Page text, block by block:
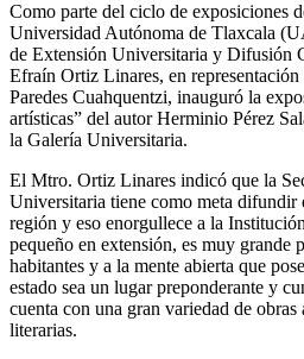
Como parte del ciclo de exposiciones
Universidad Autónoma de Tlaxcala
de Extensión Universitaria y Difusión
Efraín Ortiz Linares, en
Paredes Cuahquentzi, inauguró la
artísticas” del autor Herminio Pérez
la Galería Universitaria.
El Mtro. Ortiz Linares indicó que la
Universitaria tiene como meta difundir
región y eso enorgullece a la
pequeño en extensión, es muy grande
habitantes y a la mente abierta que
estado sea un lugar preponderante y
cuenta con una gran variedad de obras
literarias.